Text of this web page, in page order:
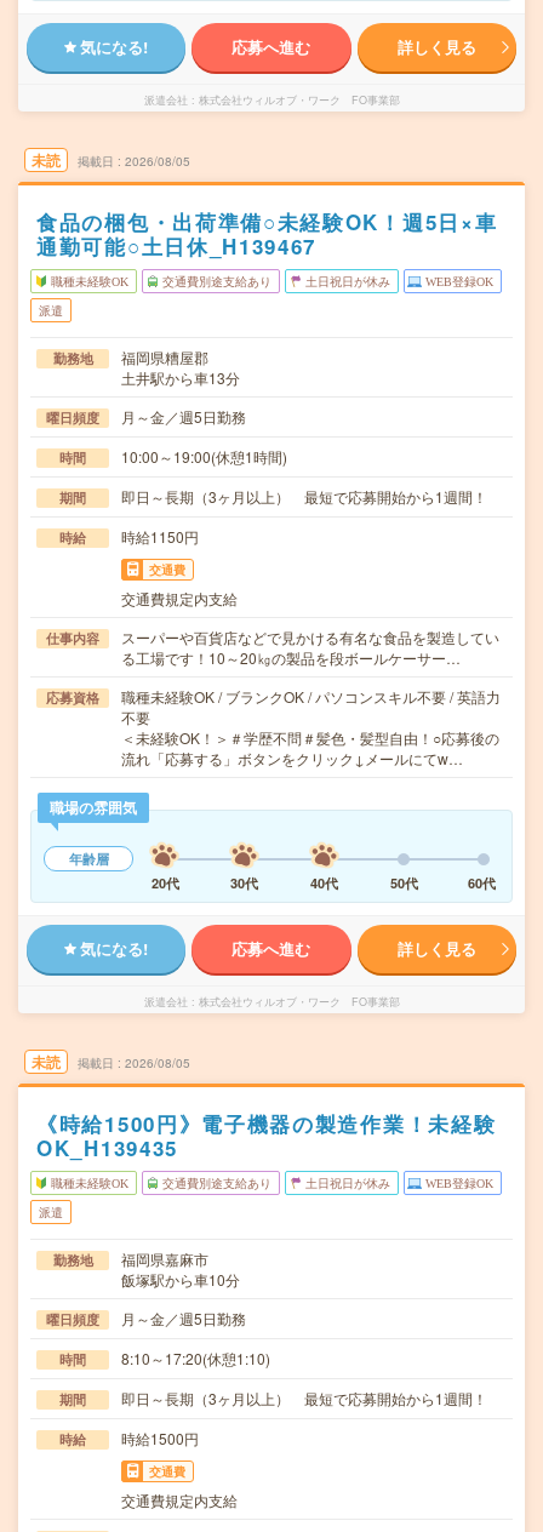
気になる! 応募へ進む 詳しく見る
派遣会社 株式会社ウィルオブ・ワーク FO事業部
未読 掲載日 2026/08/05
食品の梱包・出荷準備○未経験OK！週5日×車
通勤可能○土日休_H139467
職種未経験OK 交通費別途支給あり 土日祝日が休み WEB登録OK
派遣
勤務地
福岡県糟屋郡
土井駅から車13分
曜日頻度 月～金／週5日勤務
時間 10:00～19:00(休憩1時間)
期間 即日～長期（3ヶ月以上） 最短で応募開始から1週間！
時給 時給1150円
交通費
交通費規定内支給
仕事内容
スーパーや百貨店などで見かける有名な食品を製造してい
る工場です！10～20㎏の製品を段ボールケーサー…
応募資格
職種未経験OK / ブランクOK / パソコンスキル不要 / 英語力
不要
＜未経験OK！＞＃学歴不問＃髪色・髪型自由！○応募後の
流れ「応募する」ボタンをクリック↓メールにてw…
職場の雰囲気
年齢層
20代
30代 40代 50代 60代
気になる! 応募へ進む 詳しく見る
派遣会社 株式会社ウィルオブ・ワーク FO事業部
未読 掲載日 2026/08/05
《時給1500円》電子機器の製造作業！未経験
OK_H139435
職種未経験OK 交通費別途支給あり 土日祝日が休み WEB登録OK
派遣
勤務地
福岡県嘉麻市
飯塚駅から車10分
曜日頻度 月～金／週5日勤務
時間 8:10～17:20(休憩1:10)
期間 即日～長期（3ヶ月以上） 最短で応募開始から1週間！
時給 時給1500円
交通費
交通費規定内支給